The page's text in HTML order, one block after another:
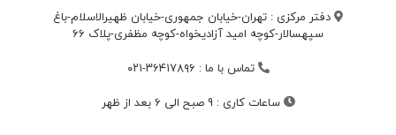
دفتر مرکزی : تهران-خیابان جمهوری-خیابان ظهیرالاسلام-باغ
سپهسالار-کوچه امید آزادیخواه-کوچه مظفری-پلاک 66
تماس با ما : ۳۶۴۱۷۸۹۶-۰۲۱
ساعات کاری : 9 صبح الی 6 بعد از ظهر